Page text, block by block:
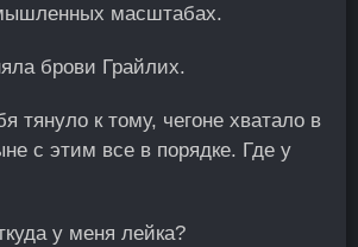
масштабах.
брови Грайлих.
тянуло к тому, чегоне хватало в
с этим все в порядке. Где у
у меня лейка?